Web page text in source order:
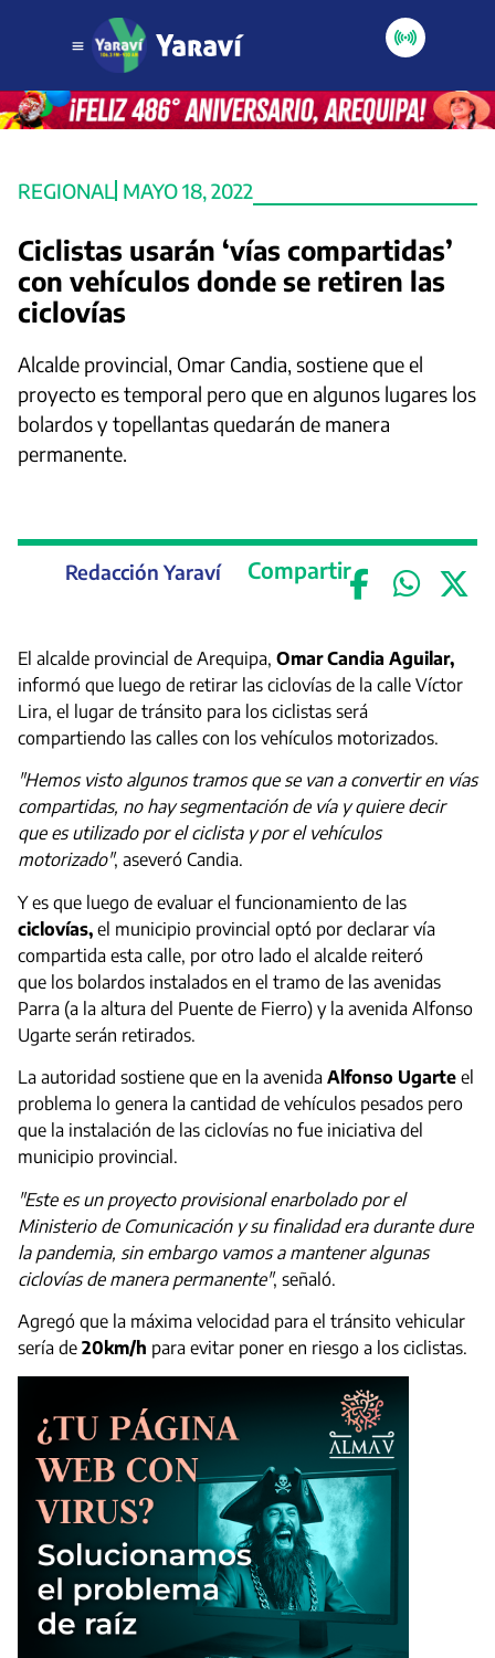
REGIONAL MAYO 18, 2022
Ciclistas usarán ‘vías compartidas’
con vehículos donde se retiren las
ciclovías
Alcalde provincial, Omar Candia, sostiene que el
proyecto es temporal pero que en algunos lugares los
bolardos y topellantas quedarán de manera
permanente.
Redacción Yaraví Compartir
El alcalde provincial de Arequipa, Omar Candia Aguilar,
informó que luego de retirar las ciclovías de la calle Víctor
Lira, el lugar de tránsito para los ciclistas será
compartiendo las calles con los vehículos motorizados.
"Hemos visto algunos tramos que se van a convertir en vías
compartidas, no hay segmentación de vía y quiere decir
que es utilizado por el ciclista y por el vehículos
motorizado", aseveró Candia.
Y es que luego de evaluar el funcionamiento de las
ciclovías, el municipio provincial optó por declarar vía
compartida esta calle, por otro lado el alcalde reiteró
que los bolardos instalados en el tramo de las avenidas
Parra (a la altura del Puente de Fierro) y la avenida Alfonso
Ugarte serán retirados.
La autoridad sostiene que en la avenida Alfonso Ugarte el
problema lo genera la cantidad de vehículos pesados pero
que la instalación de las ciclovías no fue iniciativa del
municipio provincial.
"Este es un proyecto provisional enarbolado por el
Ministerio de Comunicación y su finalidad era durante dure
la pandemia, sin embargo vamos a mantener algunas
ciclovías de manera permanente", señaló.
Agregó que la máxima velocidad para el tránsito vehicular
sería de 20km/h para evitar poner en riesgo a los ciclistas.